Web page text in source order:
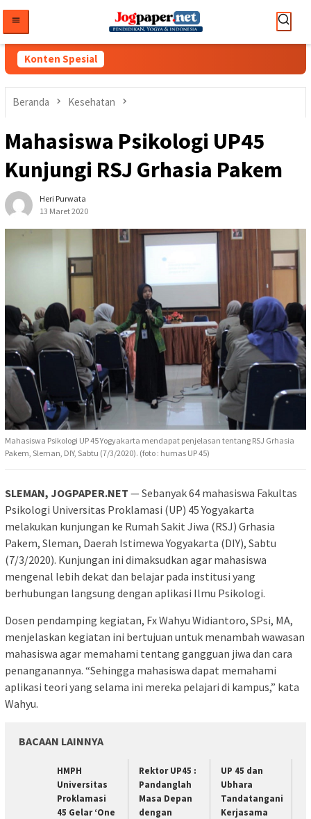
konten
Konten Spesial
Beranda Kesehatan
Mahasiswa Psikologi UP45
Kunjungi RSJ Grhasia Pakem
Heri Purwata
13 Maret 2020
Mahasiswa Psikologi UP 45 Yogyakarta mendapat penjelasan tentang RSJ Grhasia
Pakem, Sleman, DIY, Sabtu (7/3/2020). (foto : humas UP 45)
SLEMAN, JOGPAPER.NET — Sebanyak 64 mahasiswa Fakultas
Psikologi Universitas Proklamasi (UP) 45 Yogyakarta
melakukan kunjungan ke Rumah Sakit Jiwa (RSJ) Grhasia
Pakem, Sleman, Daerah Istimewa Yogyakarta (DIY), Sabtu
(7/3/2020). Kunjungan ini dimaksudkan agar mahasiswa
mengenal lebih dekat dan belajar pada institusi yang
berhubungan langsung dengan aplikasi Ilmu Psikologi.
Dosen pendamping kegiatan, Fx Wahyu Widiantoro, SPsi, MA,
menjelaskan kegiatan ini bertujuan untuk menambah wawasan
mahasiswa agar memahami tentang gangguan jiwa dan cara
penanganannya. “Sehingga mahasiswa dapat memahami
aplikasi teori yang selama ini mereka pelajari di kampus,” kata
Wahyu.
BACAAN LAINNYA
HMPH
Universitas
Proklamasi
45 Gelar ‘One
Rektor UP45 :
Pandanglah
Masa Depan
dengan
UP 45 dan
Ubhara
Tandatangani
Kerjasama